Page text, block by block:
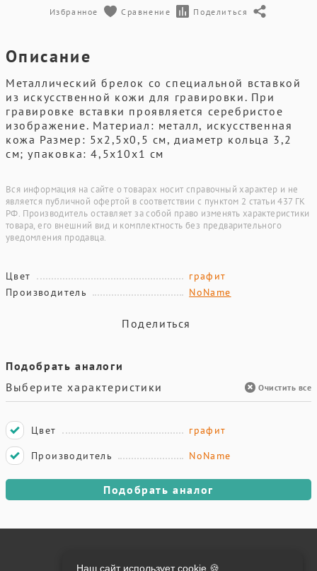
Избранное Сравнение Поделиться
Описание
Металлический брелок со специальной вставкой
из искусственной кожи для гравировки. При
гравировке вставки проявляется серебристое
изображение. Материал: металл, искусственная
кожа Размер: 5x2,5x0,5 см, диаметр кольца 3,2
см; упаковка: 4,5x10x1 см
Вся информация на сайте о товарах носит справочный характер и не
является публичной офертой в соответствии с пунктом 2 статьи 437 ГК
РФ. Производитель оставляет за собой право изменять характеристики
товара, его внешний вид и комплектность без предварительного
уведомления продавца.
Цвет
графит
Производитель
NoName
Поделиться
Подобрать аналоги
Выберите характеристики
Очистить все
Цвет
графит
Производитель
NoName
Подобрать аналог
Онлайн оплата на сайте:
Наш сайт использует cookie 🍪